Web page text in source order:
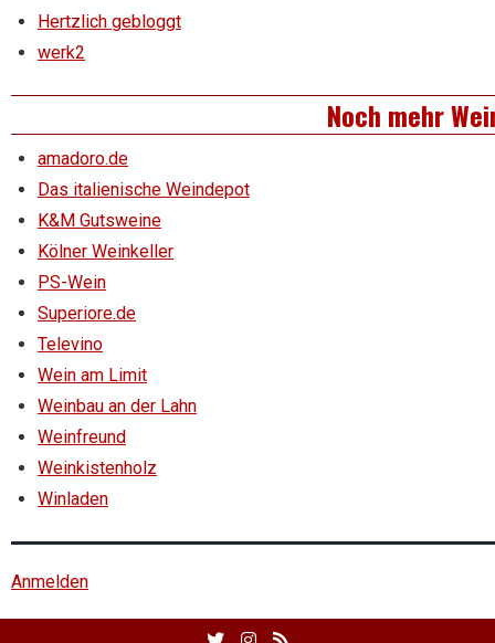
Hertzlich gebloggt
werk2
Noch mehr
amadoro.de
Das italienische Weindepot
K&M Gutsweine
Kölner Weinkeller
PS-Wein
Superiore.de
Televino
Wein am Limit
Weinbau an der Lahn
Weinfreund
Weinkistenholz
Winladen
Anmelden
TwitterFacebook
RSS